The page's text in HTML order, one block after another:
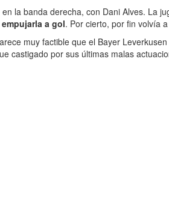
la banda derecha, con Dani Alves. La
a gol. Por cierto, por fin volvía
muy factible que el Bayer
castigado por sus últimas malas